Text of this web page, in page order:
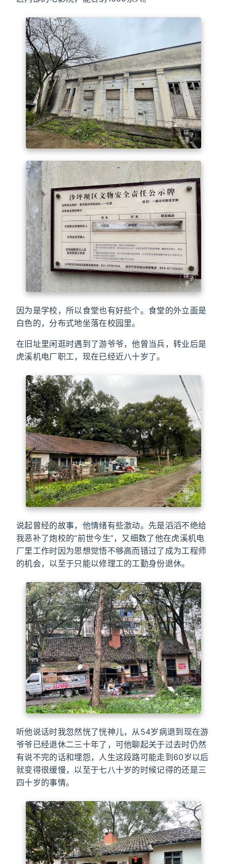
因为是学校，所以食堂也有好些个。食堂的外立面是
白色的，分布式地坐落在校园里。
在旧址里闲逛时遇到了游爷爷，他曾当兵，转业后是
虎溪机电厂职工，现在已经近八十岁了。
说起曾经的故事，他情绪有些激动。先是滔滔不绝给
我恶补了炮校的“前世今生”，又细数了他在虎溪机电
厂里工作时因为思想觉悟不够高而错过了成为工程师
的机会，以至于只能以修理工的工勤身份退休。
听他说话时我忽然恍了恍神儿，从54岁病退到现在游
爷爷已经退休二三十年了，可他聊起关于过去时仍然
有说不完的话和埋怨，人生这段路可能走到60岁以后
就变得很缓慢，以至于七八十岁的时候记得的还是三
四十岁的事情。